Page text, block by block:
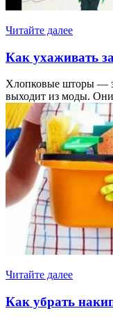
Читайте далее
Как ухаживать
Хлопковые шторы —
выходит из моды.
Читайте далее
Как убрать